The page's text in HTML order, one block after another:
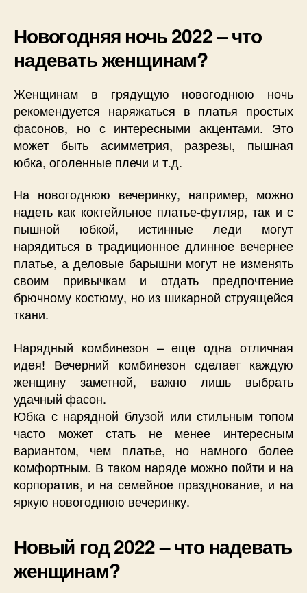
Новогодняя ночь 2022 – что
надевать женщинам?
Женщинам в грядущую новогоднюю ночь
рекомендуется наряжаться в платья простых
фасонов, но с интересными акцентами. Это
может быть асимметрия, разрезы, пышная
юбка, оголенные плечи и т.д.
На новогоднюю вечеринку, например, можно
надеть как коктейльное платье-футляр, так и с
пышной юбкой, истинные леди могут
нарядиться в традиционное длинное вечернее
платье, а деловые барышни могут не изменять
своим привычкам и отдать предпочтение
брючному костюму, но из шикарной струящейся
ткани.
Нарядный комбинезон – еще одна отличная
идея! Вечерний комбинезон сделает каждую
женщину заметной, важно лишь выбрать
удачный фасон.
Юбка с нарядной блузой или стильным топом
часто может стать не менее интересным
вариантом, чем платье, но намного более
комфортным. В таком наряде можно пойти и на
корпоратив, и на семейное празднование, и на
яркую новогоднюю вечеринку.
Новый год 2022 – что надевать
женщинам?